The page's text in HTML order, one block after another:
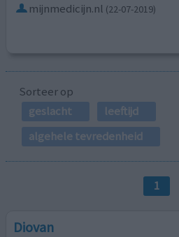
mijnmedicijn.nl (22-07-2019)
Sorteer op
geslacht
leeftijd
algehele tevredenheid
1
Diovan